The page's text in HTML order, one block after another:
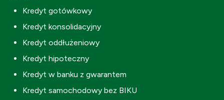
Kredyt gotówkowy
Kredyt konsolidacyjny
Kredyt oddłużeniowy
Kredyt hipoteczny
Kredyt w banku z gwarantem
Kredyt samochodowy bez BIKU